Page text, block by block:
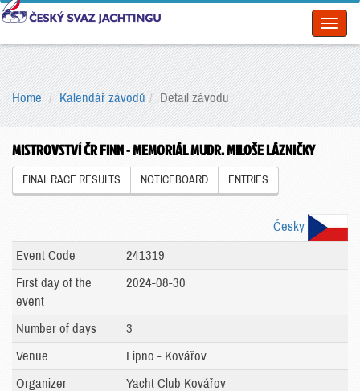
Home Kalendář závodů Detail závodu
MISTROVSTVÍ ČR FINN - MEMORIÁL MUDR. MILOŠE LÁZNIČKY
FINAL RACE RESULTS NOTICEBOARD ENTRIES
Česky
Event Code
241319
First day of the
event
2024-08-30
Number of days
3
Venue
Lipno - Kovářov
Organizer
Yacht Club Kovářov